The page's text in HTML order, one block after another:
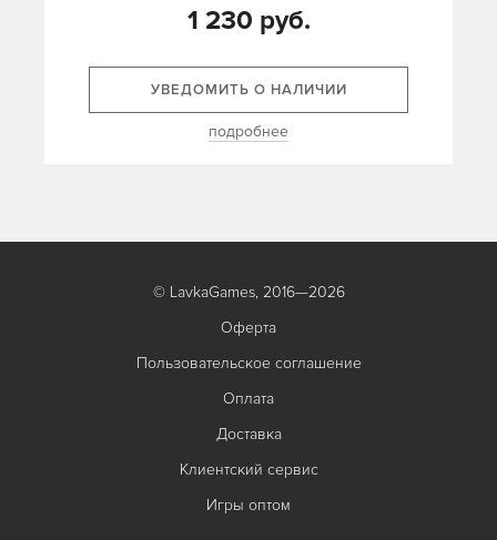
1 230 руб.
УВЕДОМИТЬ О НАЛИЧИИ
подробнее
© LavkaGames, 2016—2026
Оферта
Пользовательское соглашение
Оплата
Доставка
Клиентский сервис
Игры оптом